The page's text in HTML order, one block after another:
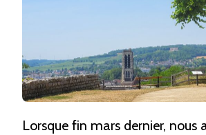
HISTOIRE
CHAMPAGNE
Lorsque fin mars dernier, nous